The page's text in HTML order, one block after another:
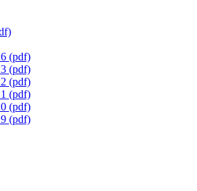
(pdf)
(pdf)
(pdf)
(pdf)
(pdf)
(pdf)